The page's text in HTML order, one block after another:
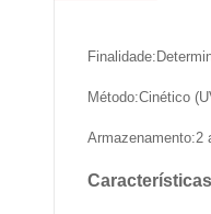
Método:Cinético
Armazenamento:2
Características